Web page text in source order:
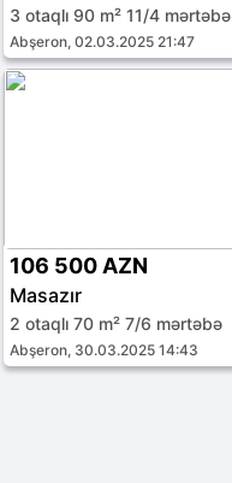
3 otaqlı 90 m² 11/4 mərtəbə
Abşeron, 02.03.2025 21:47
106 500 AZN
Masazır
2 otaqlı 70 m² 7/6 mərtəbə
Abşeron, 30.03.2025 14:43